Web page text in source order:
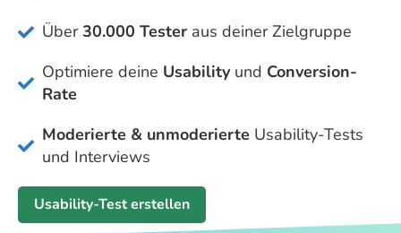
Über30.000 Tester aus deiner Zielgruppe
Optimiere deine Usability und Conversion-
Rate
Moderierte & unmoderierte Usability-Tests
und Interviews
Usability-Test erstellen